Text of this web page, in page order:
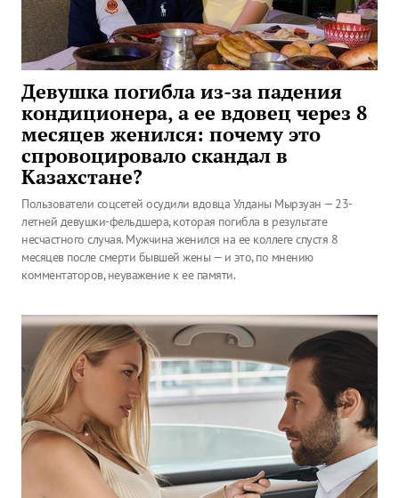
Девушка погибла из-за падения
кондиционера, а ее вдовец через 8
месяцев женился: почему это
спровоцировало скандал в
Казахстане?
Пользователи соцсетей осудили вдовца Улданы Мырзуан — 23-
летней девушки-фельдшера, которая погибла в результате
несчастного случая. Мужчина женился на ее коллеге спустя 8
месяцев после смерти бывшей жены — и это, по мнению
комментаторов, неуважение к ее памяти.